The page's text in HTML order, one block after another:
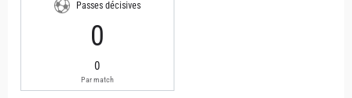
Passes décisives
0
0
Par match